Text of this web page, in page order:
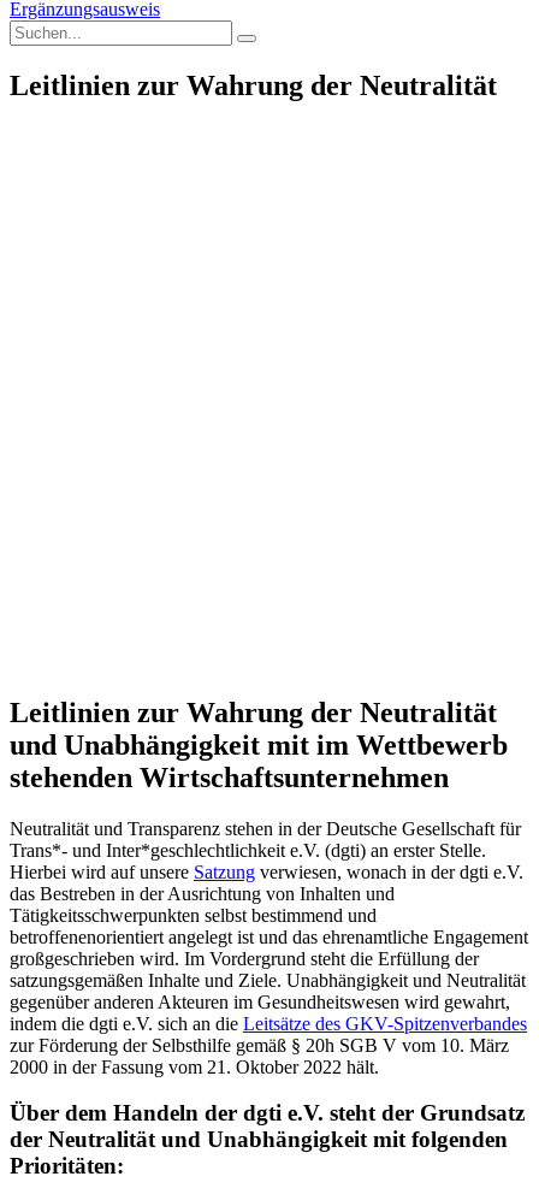
Ergänzungsausweis
Leitlinien zur Wahrung der Neutralität
Leitlinien zur Wahrung der Neutralität
und Unabhängigkeit mit im Wettbewerb
stehenden Wirtschaftsunternehmen
Neutralität und Transparenz stehen in der Deutsche Gesellschaft für
Trans*- und Inter*geschlechtlichkeit e.V. (dgti) an erster Stelle.
Hierbei wird auf unsere Satzung verwiesen, wonach in der dgti e.V.
das Bestreben in der Ausrichtung von Inhalten und
Tätigkeitsschwerpunkten selbst bestimmend und
betroffenenorientiert angelegt ist und das ehrenamtliche Engagement
großgeschrieben wird. Im Vordergrund steht die Erfüllung der
satzungsgemäßen Inhalte und Ziele. Unabhängigkeit und Neutralität
gegenüber anderen Akteuren im Gesundheitswesen wird gewahrt,
indem die dgti e.V. sich an die Leitsätze des GKV-Spitzenverbandes
zur Förderung der Selbsthilfe gemäß § 20h SGB V vom 10. März
2000 in der Fassung vom 21. Oktober 2022 hält.
Über dem Handeln der dgti e.V. steht der Grundsatz
der Neutralität und Unabhängigkeit mit folgenden
Prioritäten: